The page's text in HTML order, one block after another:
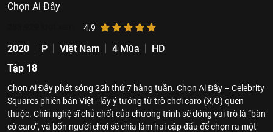
Chọn Ai Đây
4.9
2020 P Việt Nam 4 Mùa
HD
Tập 18
Chọn Ai Đây phát sóng 22h thứ 7 hàng tuần. Chọn Ai Đây – Celebrity
Squares phiên bản Việt - lấy ý tưởng từ trò chơi caro (X,O) quen
thuộc. Chín nghệ sĩ chủ chốt của chương trình sẽ đóng vai trò là “bàn
cờ caro”, và bốn người chơi sẽ chia làm hai cặp đấu để chọn ra một